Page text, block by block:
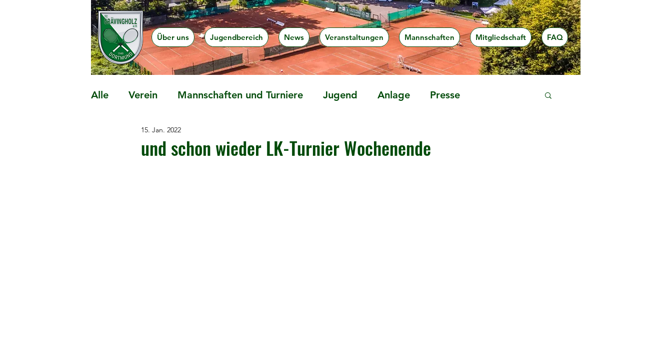
Über uns Jugendbereich News Veranstaltungen Mannschaften Mitgliedschaft FAQ
Alle Verein Mannschaften und Turniere Jugend Anlage Presse
Präventionsangebote
und schon wieder LK-Turnier Wochenende
15. Jan. 2022